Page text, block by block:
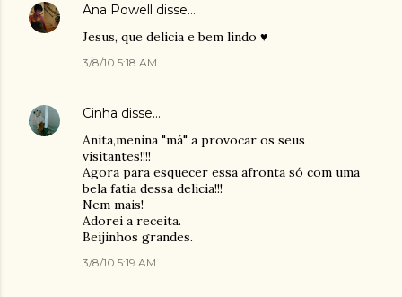
Ana Powell disse…
Jesus, que delicia e bem lindo ♥
3/8/10 5:18 AM
Cinha disse…
Anita,menina "má" a provocar os seus
visitantes!!!!
Agora para esquecer essa afronta só com uma
bela fatia dessa delicia!!!
Nem mais!
Adorei a receita.
Beijinhos grandes.
3/8/10 5:19 AM